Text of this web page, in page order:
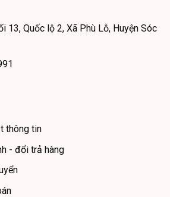
13, Quốc lộ 2, Xã Phù Lỗ, Huyện Sóc
thông tin
- đổi trả hàng